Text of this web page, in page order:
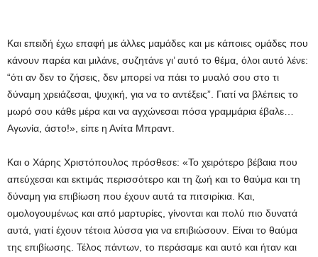
Και επειδή έχω επαφή με άλλες μαμάδες και με κάποιες ομάδες που
κάνουν παρέα και μιλάνε, συζητάνε γι’ αυτό το θέμα, όλοι αυτό λένε:
“ότι αν δεν το ζήσεις, δεν μπορεί να πάει το μυαλό σου στο τι
δύναμη χρειάζεσαι, ψυχική, για να το αντέξεις”. Γιατί να βλέπεις το
μωρό σου κάθε μέρα και να αγχώνεσαι πόσα γραμμάρια έβαλε…
Αγωνία, άστο!», είπε η Ανίτα Μπραντ.
Και ο Χάρης Χριστόπουλος πρόσθεσε: «Το χειρότερο βέβαια που
απεύχεσαι και εκτιμάς περισσότερο και τη ζωή και το θαύμα και τη
δύναμη για επιβίωση που έχουν αυτά τα πιτσιρίκια. Και,
ομολογουμένως και από μαρτυρίες, γίνονται και πολύ πιο δυνατά
αυτά, γιατί έχουν τέτοια λύσσα για να επιβιώσουν. Είναι το θαύμα
της επιβίωσης. Τέλος πάντων, το περάσαμε και αυτό και ήταν και